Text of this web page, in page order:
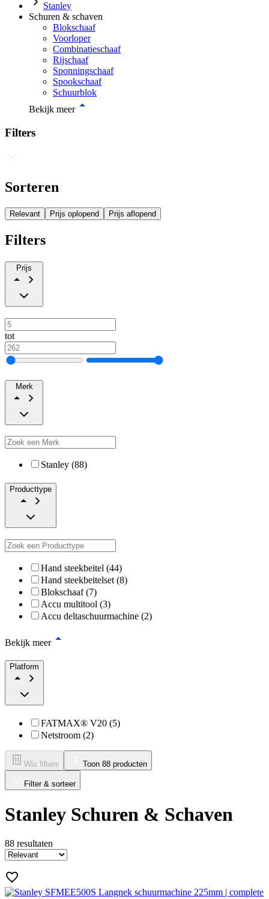
Stanley
Schuren & schaven
Blokschaaf
Voorloper
Combinatieschaaf
Rijschaaf
Sponningschaaf
Spookschaaf
Schuurblok
Bekijk meer
Filters
Sorteren
Relevant Prijs oplopend Prijs aflopend
Filters
Prijs
tot
Merk
Stanley (88)
Producttype
Hand steekbeitel (44)
Hand steekbeitelset (8)
Blokschaaf (7)
Accu multitool (3)
Accu deltaschuurmachine (2)
Bekijk meer
Platform
FATMAX® V20 (5)
Netstroom (2)
Wis filters Toon 88 producten
Filter & sorteer
Stanley Schuren & Schaven
88 resultaten